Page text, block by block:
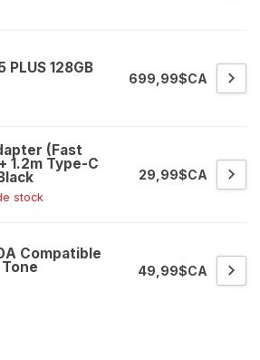
PLUS 128GB
699,99$CA
(Fast
1.2m Type-C
stock
29,99$CA
Compatible
49,99$CA